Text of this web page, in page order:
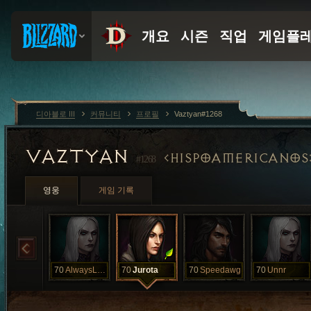
VAZTYAN #1268 HISPOAMERICANOS
영웅 게임 기록
70 AlwaysLMAO 70Jurota 70Speedawg 70 Unnr
디아블로 III 커뮤니티 프로필 Vaztyan#1268